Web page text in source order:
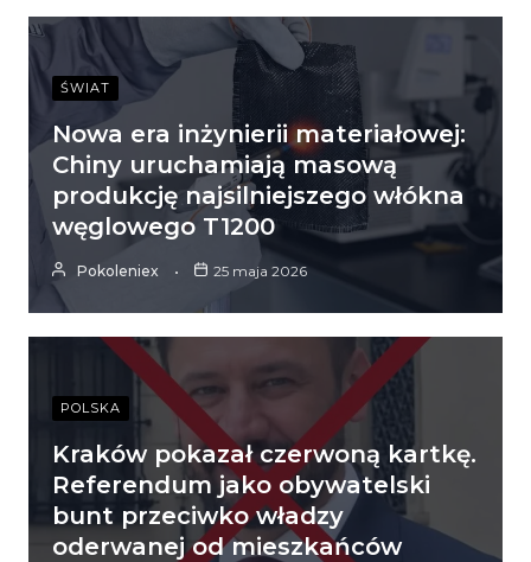
ŚWIAT
Nowa era inżynierii materiałowej:
Chiny uruchamiają masową
produkcję najsilniejszego włókna
węglowego T1200
Pokoleniex 25 maja 2026
POLSKA
Kraków pokazał czerwoną kartkę.
Referendum jako obywatelski
bunt przeciwko władzy
oderwanej od mieszkańców